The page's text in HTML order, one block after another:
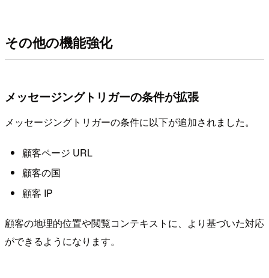
その他の機能強化
メッセージングトリガーの条件が拡張
メッセージングトリガーの条件に以下が追加されました。
顧客ページ URL
顧客の国
顧客 IP
顧客の地理的位置や閲覧コンテキストに、より基づいた対応
ができるようになります。